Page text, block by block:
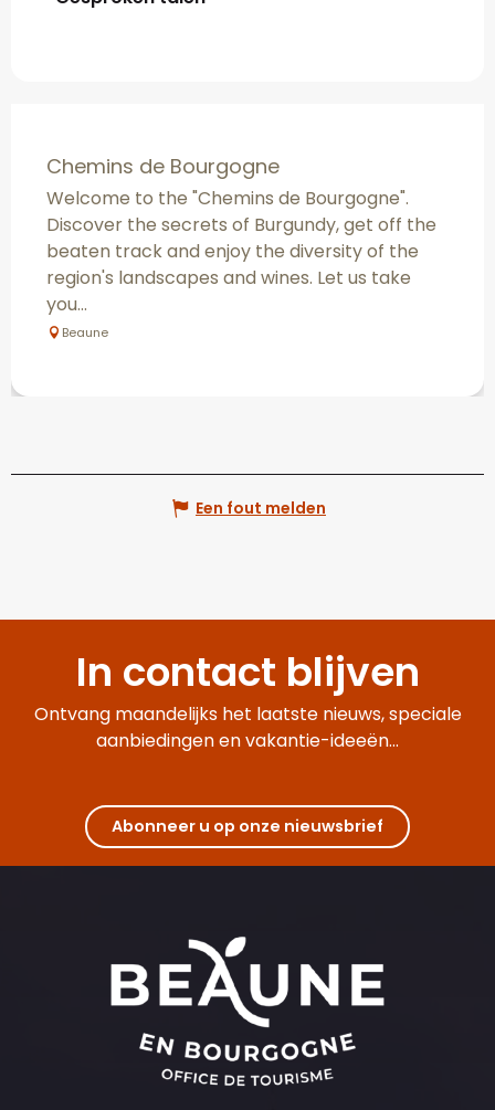
Chemins de Bourgogne
Welcome to the "Chemins de Bourgogne".
Discover the secrets of Burgundy, get off the
beaten track and enjoy the diversity of the
region's landscapes and wines. Let us take
you...
Beaune
Een fout melden
In contact blijven
Ontvang maandelijks het laatste nieuws, speciale
aanbiedingen en vakantie-ideeën...
Abonneer u op onze nieuwsbrief